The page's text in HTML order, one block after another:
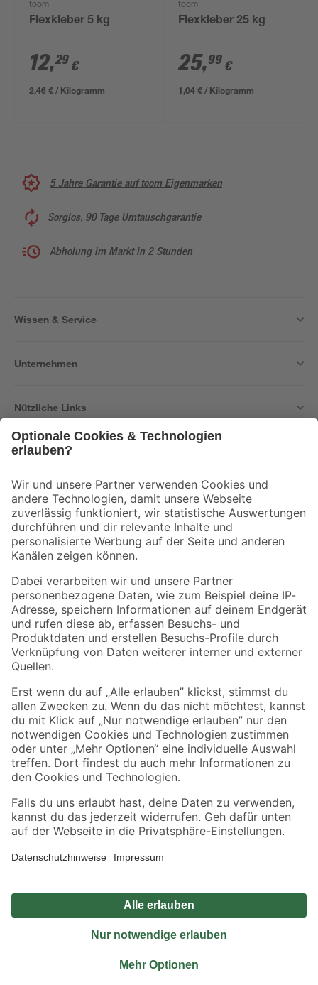
toom
Flexkleber 5 kg
12,29 €
2,46 € / Kilogramm
toom
Flexkleber 25 kg
25,99 €
1,04 € / Kilogramm
5 Jahre Garantie auf toom Eigenmarken
Sorglos, 90 Tage Umtauschgarantie
Abholung im Markt in 2 Stunden
Wissen & Service
Unternehmen
Nützliche Links
Der toom Newsletter: Keine Angebote und Aktionen mehr verpassen!
Zur Newsletter Anmeldung
Folge uns
Zahlungsarten Versandarten
Sicher einkaufen
Jetzt die toom-App herunterladen
Alle Preisangaben in EUR inkl. gesetzl. MwSt.. Die dargestellten Angebote sind unter
Umständen nicht in allen Märkten verfügbar. Die angegebenen Verfügbarkeiten beziehen
Produkte nur solange der Vorrat reicht.
*Paketversand ab 59 € versandkostenfrei, gilt nicht für Artikel mit Speditionsversand, hier
Privatsphäre Impressum
Nutzungsbedingungen
Widerrufsrecht
Vertrag widerrufen
© 2026 toom Baumarkt GmbH